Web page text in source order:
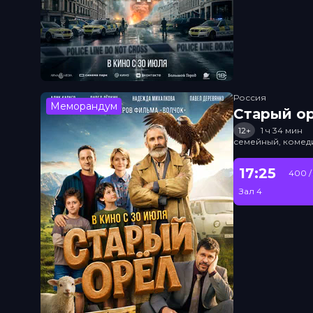
Меморандум
Россия
Старый
12+
1 ч 34 мин
семейный,
17:25
Зал 4
400 /